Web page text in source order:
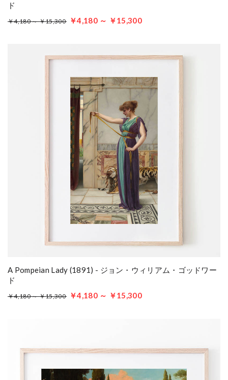
ド
￥4,180 ～ ￥15,300 ￥4,180 ～ ￥15,300
A Pompeian Lady (1891) - ジョン・ウィリアム・ゴッドワー
ド
￥4,180 ～ ￥15,300 ￥4,180 ～ ￥15,300